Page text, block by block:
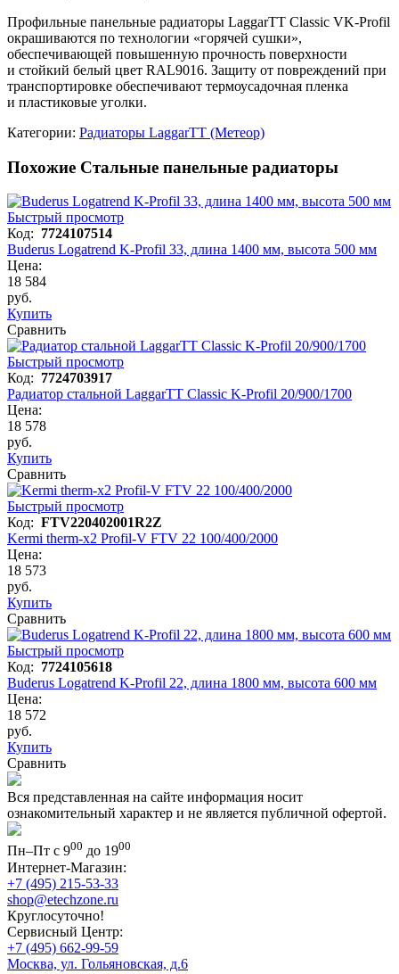
Профильные панельные радиаторы LaggarTT Classic VK-Profil
окрашиваются по технологии «горячей сушки»,
обеспечивающей повышенную прочность поверхности
и стойкий белый цвет RAL9016. Защиту от повреждений при
транспортировке обеспечивают термоусадочная пленка
и пластиковые уголки.
Категории: Радиаторы LaggarTT (Метеор)
Похожие Стальные панельные радиаторы
Быстрый просмотр
Код: 7724107514
Buderus Logatrend K-Profil 33, длина 1400 мм, высота 500 мм
Цена:
18 584
руб.
Купить
Сравнить
Быстрый просмотр
Код: 7724703917
Радиатор стальной LaggarTT Classic K-Profil 20/900/1700
Цена:
18 578
руб.
Купить
Сравнить
Быстрый просмотр
Код: FTV220402001R2Z
Kermi therm-x2 Profil-V FTV 22 100/400/2000
Цена:
18 573
руб.
Купить
Сравнить
Быстрый просмотр
Код: 7724105618
Buderus Logatrend K-Profil 22, длина 1800 мм, высота 600 мм
Цена:
18 572
руб.
Купить
Сравнить
Вся представленная на сайте информация носит
ознакомительный характер и не является публичной офертой.
Пн–Пт с 900 до 1900
Интернет-Магазин:
+7 (495) 215-53-33
shop@etechzone.ru
Круглосуточно!
Сервисный Центр:
+7 (495) 662-99-59
Москва, ул. Гольяновская, д.6